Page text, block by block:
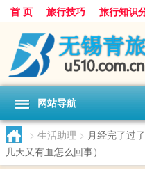
首 页 旅行技巧 旅行知识
网站导航
> 生活助理 > 月经完了过
几天又有血怎么回事）